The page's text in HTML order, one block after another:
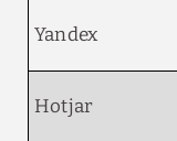
Yandex
Hotjar